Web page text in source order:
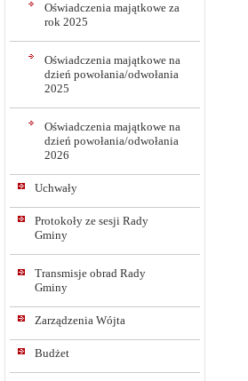
Oświadczenia majątkowe za
rok 2025
Oświadczenia majątkowe na
dzień powołania/odwołania
2025
Oświadczenia majątkowe na
dzień powołania/odwołania
2026
Uchwały
Protokoły ze sesji Rady
Gminy
Transmisje obrad Rady
Gminy
Zarządzenia Wójta
Budżet